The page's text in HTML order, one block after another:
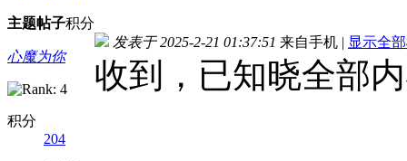
主题帖子积分
心魔为你
积分
204
发表于 2025-2-21 01:37:51 来自手机 | 显示全
收到，已知晓全部